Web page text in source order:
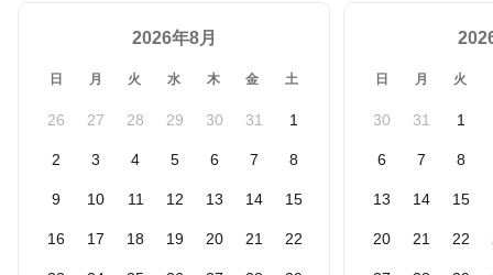
2026年8月
日 月 火 水 木 金 土
26 27 28 29 30 31 1
2 3 4 5 6 7 8
9 10 11 12 13 14 15
16 17 18 19 20 21 22
日 月 火
30 31 1
6 7 8
13 14 15
20 21 22